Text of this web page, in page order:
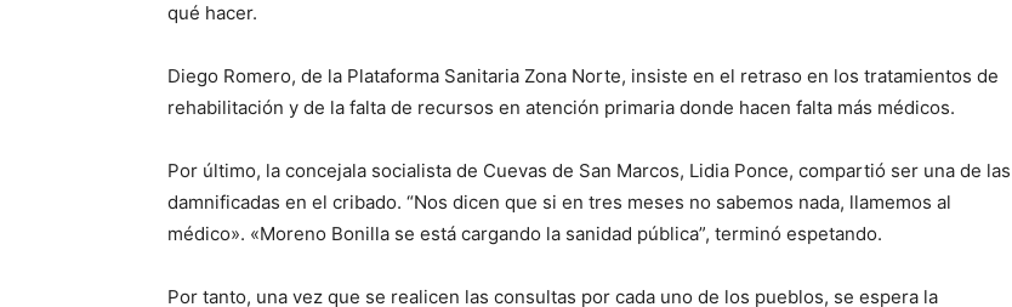
qué hacer.
Diego Romero, de la Plataforma Sanitaria Zona Norte, insiste en el retraso en los tratamientos de
rehabilitación y de la falta de recursos en atención primaria donde hacen falta más médicos.
Por último, la concejala socialista de Cuevas de San Marcos, Lidia Ponce, compartió ser una de las
damnificadas en el cribado. “Nos dicen que si en tres meses no sabemos nada, llamemos al
médico». «Moreno Bonilla se está cargando la sanidad pública”, terminó espetando.
Por tanto, una vez que se realicen las consultas por cada uno de los pueblos, se espera la